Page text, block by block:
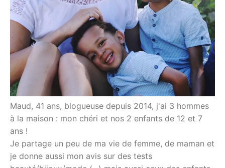
Maud, 41 ans, blogueuse depuis 2014, j'ai 3 hommes
à la maison : mon chéri et nos 2 enfants de 12 et 7
ans !
Je partage un peu de ma vie de femme, de maman et
je donne aussi mon avis sur des tests